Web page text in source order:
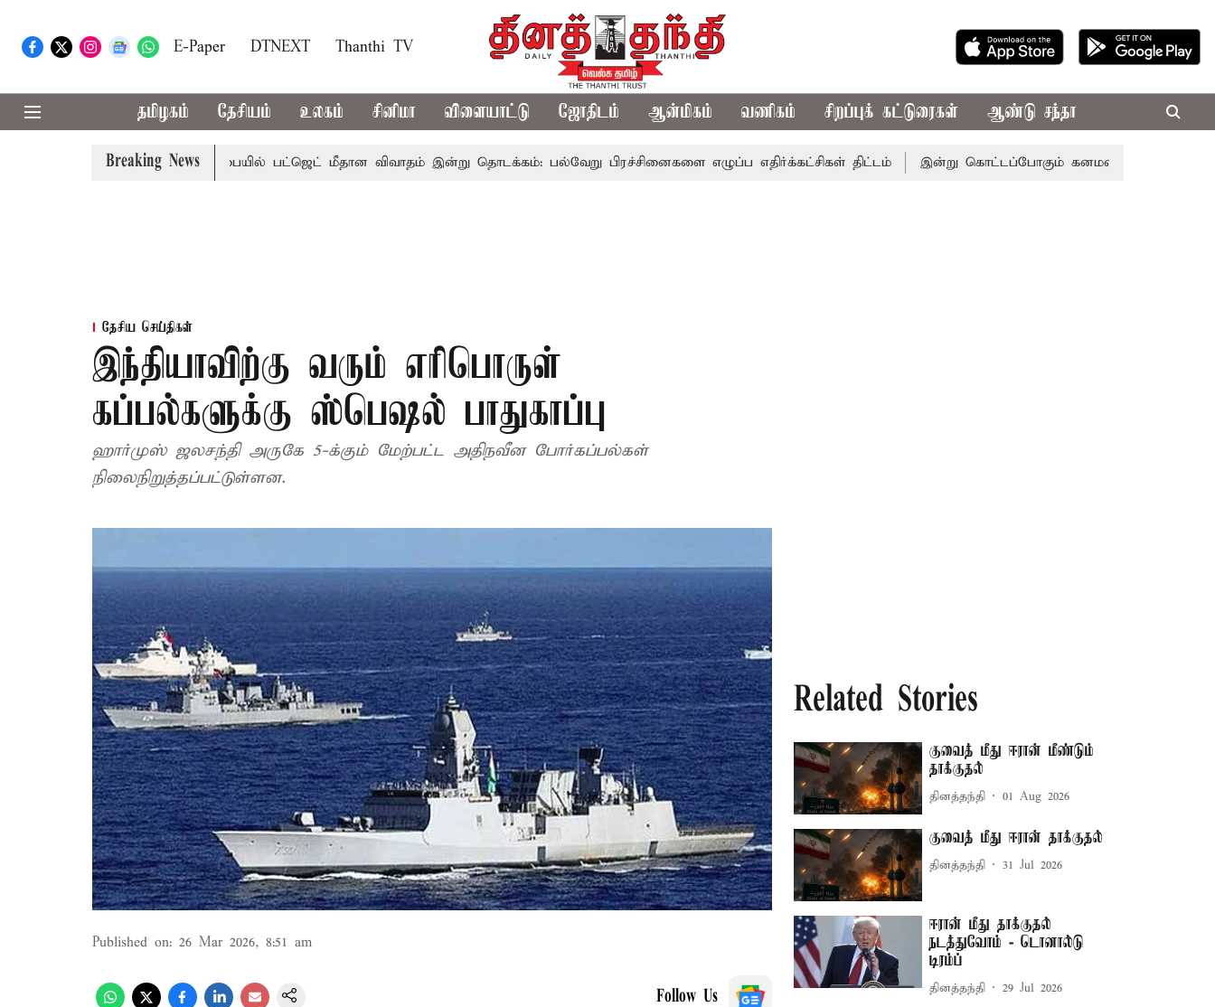
E-Paper DTNEXT Thanthi TV
தமிழகம் தேசியம் உலகம் சினிமா விளையாட்டு ஜோதிடம் ஆன்மிகம் வணிகம் சிறப்புக் கட்டுரைகள் ஆண்டு சந்தா
Breaking News
சட்டசபையில் பட்ஜெட் மீதான விவாதம் இன்று தொடக்கம்: பல்வேறு பிரச்சினைகளை எழுப்ப எதிர்க்கட்சிகள் திட்டம் இன்று கொட்டப்போகும் கனமழை.. எந்தெந்த
தேசிய செய்திகள்
இந்தியாவிற்கு வரும் எரிபொருள்
கப்பல்களுக்கு ஸ்பெஷல் பாதுகாப்பு
ஹார்முஸ் ஜலசந்தி அருகே 5-க்கும் மேற்பட்ட அதிநவீன போர்கப்பல்கள்
நிலைநிறுத்தப்பட்டுள்ளன.
Published on: 26 Mar 2026, 8:51 am
Follow Us
Related Stories
குவைத் மீது ஈரான் மீண்டும்
தாக்குதல்
தினத்தந்தி 01 Aug 2026
குவைத் மீது ஈரான் தாக்குதல்
தினத்தந்தி 31 Jul 2026
ஈரான் மீது தாக்குதல்
நடத்துவோம் - டொனால்டு
டிரம்ப்
தினத்தந்தி 29 Jul 2026